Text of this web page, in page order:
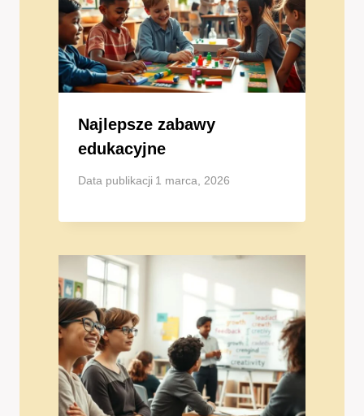
Najlepsze zabawy
edukacyjne
Data publikacji 1 marca, 2026